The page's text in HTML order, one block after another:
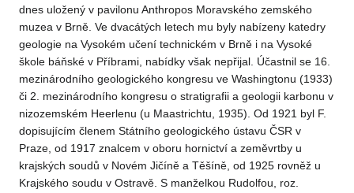
dnes uložený v pavilonu Anthropos Moravského zemského
muzea v Brně. Ve dvacátých letech mu byly nabízeny katedry
geologie na Vysokém učení technickém v Brně i na Vysoké
škole báňské v Příbrami, nabídky však nepřijal. Účastnil se 16.
mezinárodního geologického kongresu ve Washingtonu (1933)
či 2. mezinárodního kongresu o stratigrafii a geologii karbonu v
nizozemském Heerlenu (u Maastrichtu, 1935). Od 1921 byl F.
dopisujícím členem Státního geologického ústavu ČSR v
Praze, od 1917 znalcem v oboru hornictví a zeměvrtby u
krajských soudů v Novém Jičíně a Těšíně, od 1925 rovněž u
Krajského soudu v Ostravě. S manželkou Rudolfou, roz.